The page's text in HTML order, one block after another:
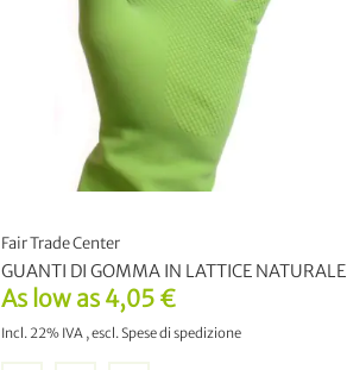
As low as 4,05 €
Incl. 22% IVA ,escl.Spese di spedizione
Fair Trade Center
GUANTI DI GOMMA IN LATTICE NATURALE